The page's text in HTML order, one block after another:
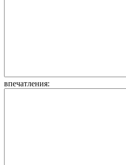
впечатления: